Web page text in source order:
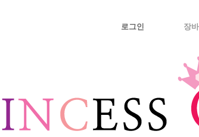
로그인 장